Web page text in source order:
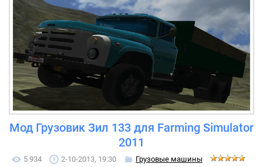
Мод Грузовик Зил 133 для Farming Simulator
2011
5 934 2-10-2013, 19:30 Грузовые машины